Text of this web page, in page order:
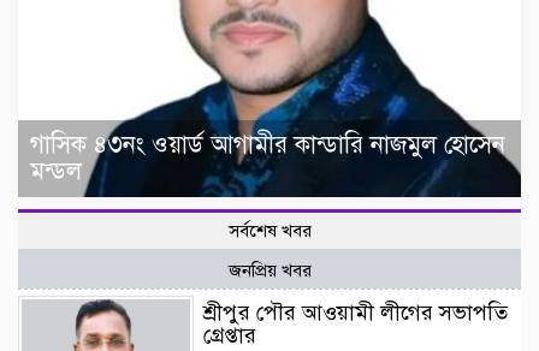
গাসিক ৪৩নং ওয়ার্ড আগামীর কান্ডারি নাজমুল হোসেন
মন্ডল
সর্বশেষ খবর
জনপ্রিয় খবর
শ্রীপুর পৌর আওয়ামী লীগের সভাপতি
গ্রেপ্তার